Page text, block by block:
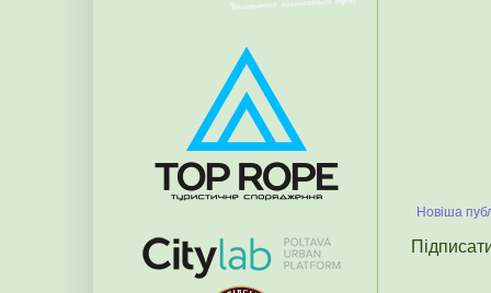
Новіша